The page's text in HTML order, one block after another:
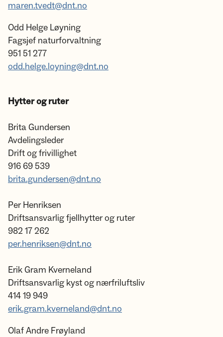
maren.tvedt@dnt.no
Odd Helge Løyning
Fagsjef naturforvaltning
951 51 277
odd.helge.loyning@dnt.no
Hytter og ruter
Brita Gundersen
Avdelingsleder
Drift og frivillighet
916 69 539
brita.gundersen@dnt.no
Per Henriksen
Driftsansvarlig fjellhytter og ruter
982 17 262
per.henriksen@dnt.no
Erik Gram Kverneland
Driftsansvarlig kyst og nærfriluftsliv
414 19 949
erik.gram.kverneland@dnt.no
Olaf Andre Frøyland